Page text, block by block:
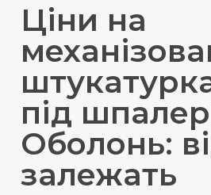
Ціни на
під
Оболонь:
залежать